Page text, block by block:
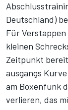
Deutschland)
Für
kleinen
Zeitpunkt
ausgangs
am Boxenfunk
verlieren, das